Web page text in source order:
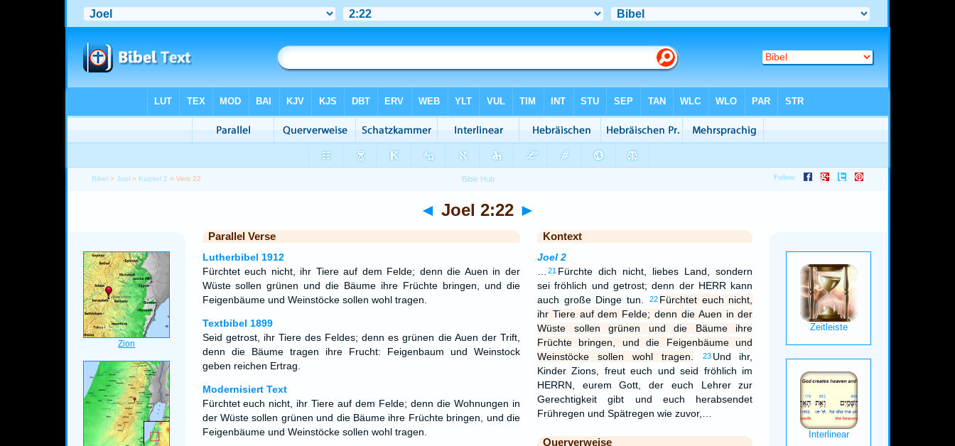
Bibel >Joel > Kapitel 2 > Vers 22
◄ Joel 2:22 ►
Parallel Verse
Lutherbibel 1912
Fürchtet euch nicht, ihr Tiere auf dem Felde; denn die Auen in der
Wüste sollen grünen und die Bäume ihre Früchte bringen, und die
Feigenbäume und Weinstöcke sollen wohl tragen.
Textbibel 1899
Seid getrost, ihr Tiere des Feldes; denn es grünen die Auen der Trift,
denn die Bäume tragen ihre Frucht: Feigenbaum und Weinstock
geben reichen Ertrag.
Modernisiert Text
Fürchtet euch nicht, ihr Tiere auf dem Felde; denn die Wohnungen in
der Wüste sollen grünen und die Bäume ihre Früchte bringen, und die
Feigenbäume und Weinstöcke sollen wohl tragen.
Kontext
Joel 2
21 Fürchte dich nicht, liebes Land, sondern
sei fröhlich und getrost; denn der HERR kann
auch große Dinge tun.
22 Fürchtet euch nicht,
ihr Tiere auf dem Felde; denn die Auen in der
Wüste sollen grünen und die Bäume ihre
Früchte bringen, und die Feigenbäume und
Weinstöcke sollen wohl tragen.
23 Und ihr,
Kinder Zions, freut euch und seid fröhlich im
HERRN, eurem Gott, der euch Lehrer zur
Gerechtigkeit gibt und euch herabsendet
Frühregen und Spätregen wie zuvor,…
Querverweise